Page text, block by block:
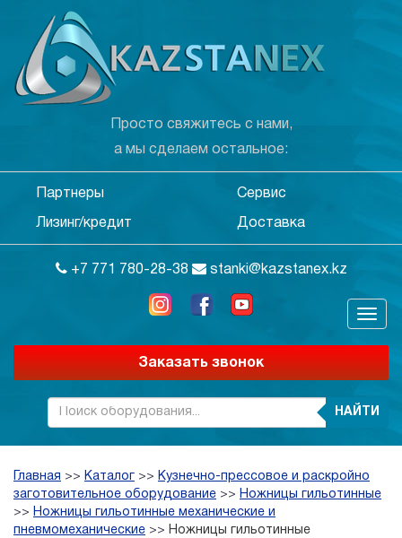
Просто свяжитесь с нами,
а мы сделаем остальное:
Партнеры Сервис
Лизинг/кредит Доставка
+7 771 780-28-38 stanki@kazstanex.kz
Заказать звонок
НАЙТИ
Главная >> Каталог >> Кузнечно-прессовое и раскройно
заготовительное оборудование >> Ножницы гильотинные
>> Ножницы гильотинные механические и
пневмомеханические >> Ножницы гильотинные